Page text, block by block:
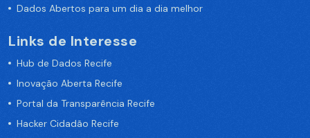
Dados Abertos para um dia a dia melhor
Links de Interesse
Hub de Dados Recife
Inovação Aberta Recife
Portal da Transparência Recife
Hacker Cidadão Recife